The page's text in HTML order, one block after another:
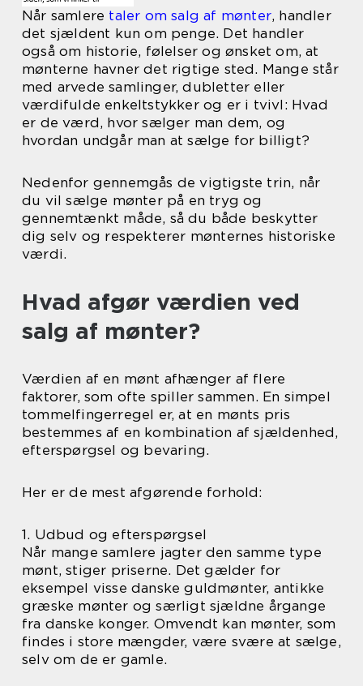
Når samlere taler om salg af mønter, handler
det sjældent kun om penge. Det handler
også om historie, følelser og ønsket om, at
mønterne havner det rigtige sted. Mange står
med arvede samlinger, dubletter eller
værdifulde enkeltstykker og er i tvivl: Hvad
er de værd, hvor sælger man dem, og
hvordan undgår man at sælge for billigt?
Nedenfor gennemgås de vigtigste trin, når
du vil sælge mønter på en tryg og
gennemtænkt måde, så du både beskytter
dig selv og respekterer mønternes historiske
værdi.
Hvad afgør værdien ved
salg af mønter?
Værdien af en mønt afhænger af flere
faktorer, som ofte spiller sammen. En simpel
tommelfingerregel er, at en mønts pris
bestemmes af en kombination af sjældenhed,
efterspørgsel og bevaring.
Her er de mest afgørende forhold:
1. Udbud og efterspørgsel
Når mange samlere jagter den samme type
mønt, stiger priserne. Det gælder for
eksempel visse danske guldmønter, antikke
græske mønter og særligt sjældne årgange
fra danske konger. Omvendt kan mønter, som
findes i store mængder, være svære at sælge,
selv om de er gamle.